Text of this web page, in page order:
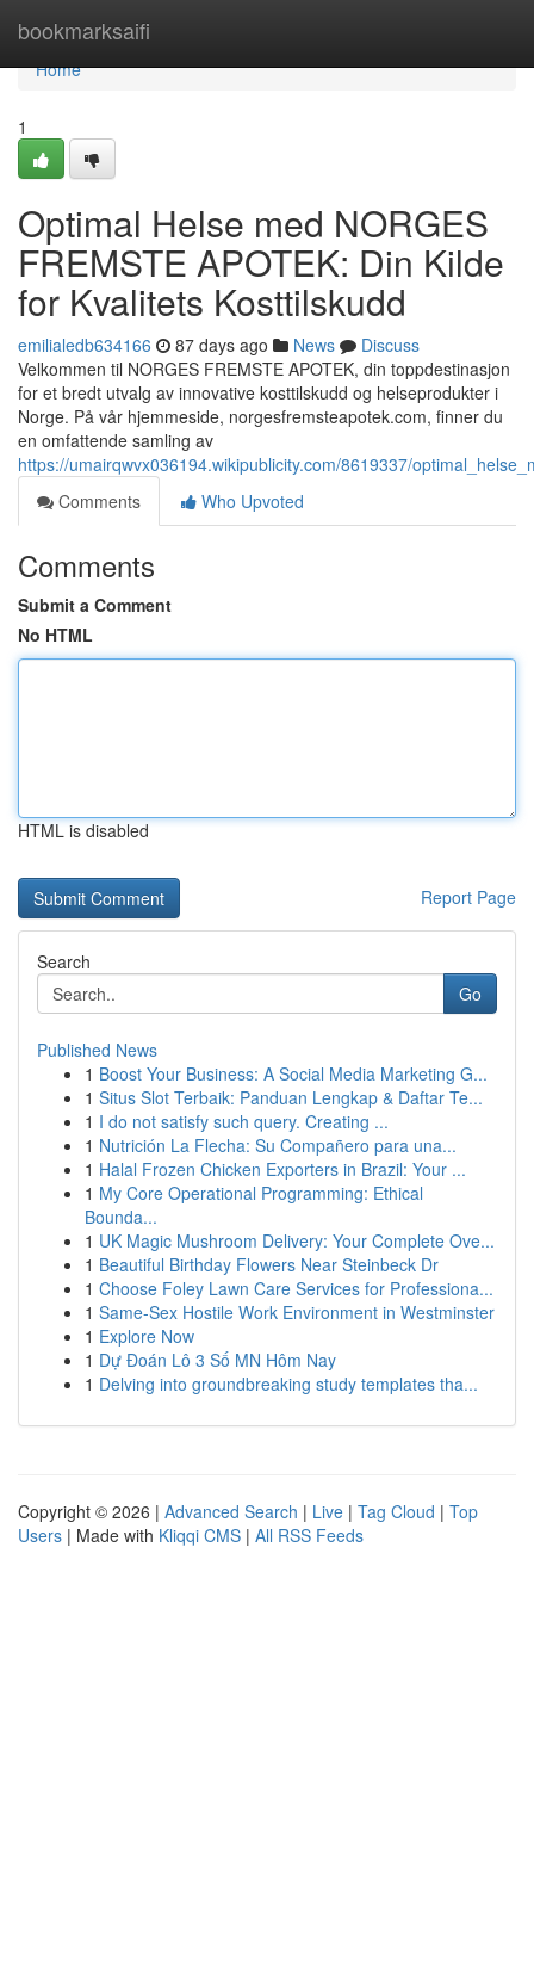
bookmarksaifi
Home
Home
1
Optimal Helse med NORGES
FREMSTE APOTEK: Din Kilde
for Kvalitets Kosttilskudd
emilialedb634166 87 days ago News
Discuss
Velkommen til NORGES FREMSTE APOTEK, din toppdestinasjon
for et bredt utvalg av innovative kosttilskudd og helseprodukter i
Norge. På vår hjemmeside, norgesfremsteapotek.com, finner du
en omfattende samling av
https://umairqwvx036194.wikipublicity.com/8619337/
Comments
Who Upvoted
Comments
Submit a Comment
No HTML
HTML is disabled
Report Page
Search
Go
Published News
1 Boost Your Business: A Social Media Marketing G...
1 Situs Slot Terbaik: Panduan Lengkap & Daftar Te...
1 I do not satisfy such query. Creating ...
1 Nutrición La Flecha: Su Compañero para una...
1 Halal Frozen Chicken Exporters in Brazil: Your ...
1 My Core Operational Programming: Ethical
Bounda...
1 UK Magic Mushroom Delivery: Your Complete Ove...
1 Beautiful Birthday Flowers Near Steinbeck Dr
1 Choose Foley Lawn Care Services for Professiona...
1 Same-Sex Hostile Work Environment in Westminster
1 Explore Now
1 Dự Đoán Lô 3 Số MN Hôm Nay
1 Delving into groundbreaking study templates tha...
Copyright © 2026 | Advanced Search | Live | Tag Cloud | Top
Users | Made with Kliqqi CMS | All RSS Feeds